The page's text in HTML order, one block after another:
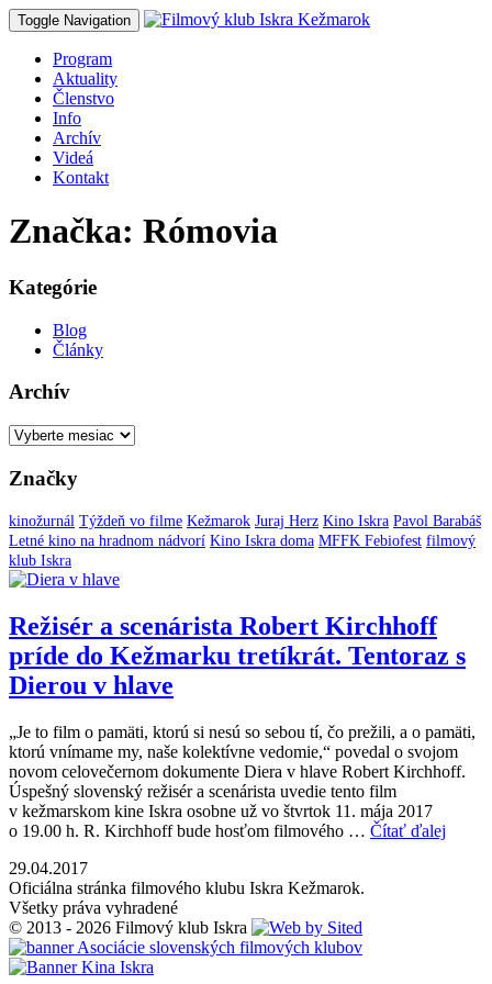
Toggle Navigation
Program
Aktuality
Členstvo
Info
Archív
Videá
Kontakt
Značka: Rómovia
Kategórie
Blog
Články
Archív
Archív
Značky
kinožurnál Týždeň vo filme Kežmarok Juraj Herz Kino Iskra Pavol Barabáš
Letné kino na hradnom nádvorí Kino Iskra doma MFFK Febiofest filmový
klub Iskra
Režisér a scenárista Robert Kirchhoff
príde do Kežmarku tretíkrát. Tentoraz s
Dierou v hlave
„Je to film o pamäti, ktorú si nesú so sebou tí, čo prežili, a o pamäti,
ktorú vnímame my, naše kolektívne vedomie,“ povedal o svojom
novom celovečernom dokumente Diera v hlave Robert Kirchhoff.
Úspešný slovenský režisér a scenárista uvedie tento film
v kežmarskom kine Iskra osobne už vo štvrtok 11. mája 2017
o 19.00 h. R. Kirchhoff bude hosťom filmového … Čítať ďalej
29.04.2017
Oficiálna stránka filmového klubu Iskra Kežmarok.
Všetky práva vyhradené
© 2013 - 2026 Filmový klub Iskra